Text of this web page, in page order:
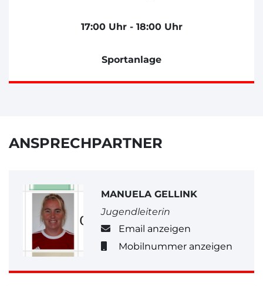
17:00 Uhr - 18:00 Uhr
Sportanlage
ANSPRECHPARTNER
MANUELA GELLINK
Jugendleiterin
Email anzeigen
Mobilnummer anzeigen